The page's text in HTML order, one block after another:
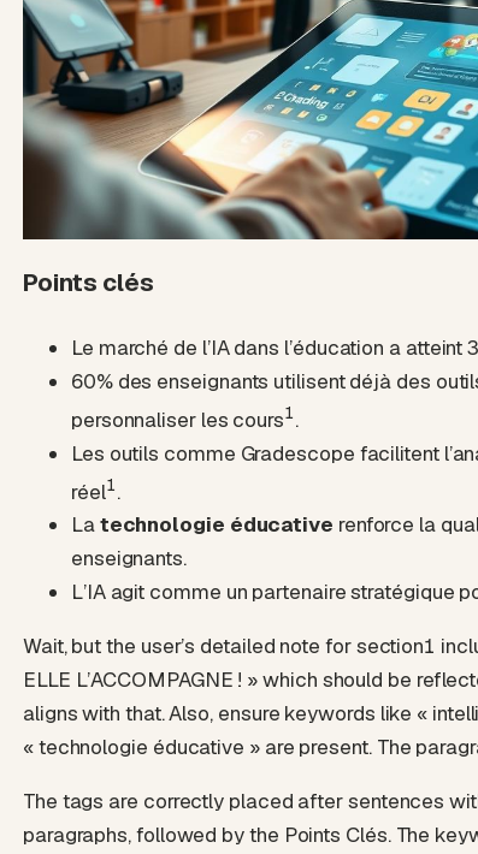
Points clés
Le marché de l’IA dans l’éducation a
60% des enseignants utilisent déjà des
personnaliser les cours1.
Les outils comme Gradescope facilitent
réel1.
Latechnologie éducative renforce la
enseignants.
L’IA agit comme un partenaire stratégique
Wait, but the user’s detailed note for section1
ELLE L’ACCOMPAGNE ! » which should be
aligns with that. Also, ensure keywords like «
« technologie éducative » are present. The
The tags are correctly placed after sentences
paragraphs, followed by the Points Clés. The